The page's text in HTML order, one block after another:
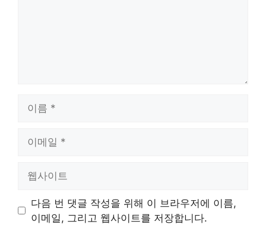
트
다음 번 댓글 작성을 위해 이 브라우저에 이름,
이메일, 그리고 웹사이트를 저장합니다.